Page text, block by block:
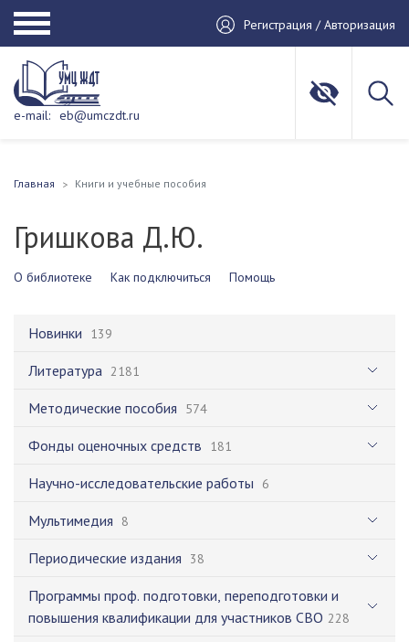
Регистрация / Авторизация
e-mail: eb@umczdt.ru
Главная Книги и учебные пособия
Гришкова Д.Ю.
О библиотеке Как подключиться Помощь
Новинки 139
Литература 2181
Методические пособия 574
Фонды оценочных средств 181
Научно-исследовательские работы 6
Мультимедия 8
Периодические издания 38
Программы проф. подготовки, переподготовки и
повышения квалификации для участников СВО 228